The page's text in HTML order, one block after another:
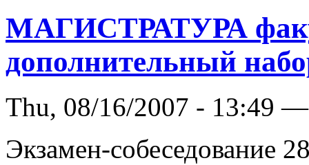
МАГИСТРАТУРА
дополнительный
Thu, 08/16/2007 - 13:49
Экзамен-собеседование